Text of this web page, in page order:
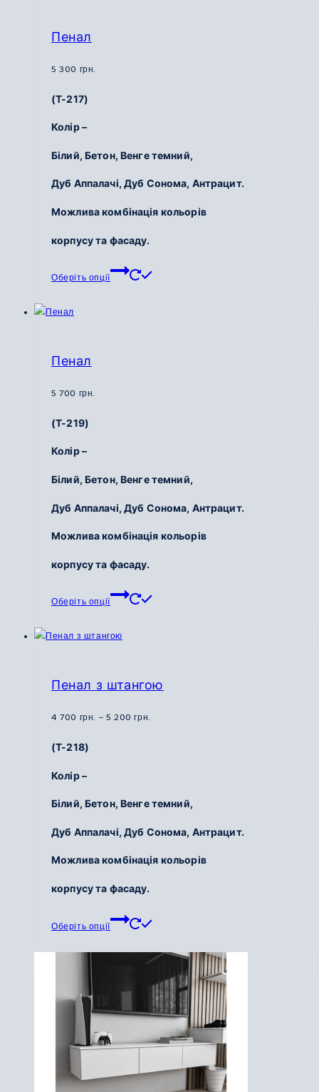
Пенал
5 300 грн.
(Т-217)
Колір –
Білий, Бетон, Венге темний,
Дуб Аппалачі, Дуб Сонома, Антрацит.
Можлива комбінація кольорів
корпусу та фасаду.
Оберіть опції
Цей
Пенал
5 700 грн.
(Т-219)
Колір –
Білий, Бетон, Венге темний,
Дуб Аппалачі, Дуб Сонома, Антрацит.
Можлива комбінація кольорів
корпусу та фасаду.
Оберіть опції
Цей
Пенал з штангою
4 700 грн. – 5 200 грн.
грн.
5
200
(Т-218)
Колір –
Білий, Бетон, Венге темний,
Дуб Аппалачі, Дуб Сонома, Антрацит.
Можлива комбінація кольорів
корпусу та фасаду.
Оберіть опції
має
варіантів.
Параметри
можна
вибрати
сторінці
товару